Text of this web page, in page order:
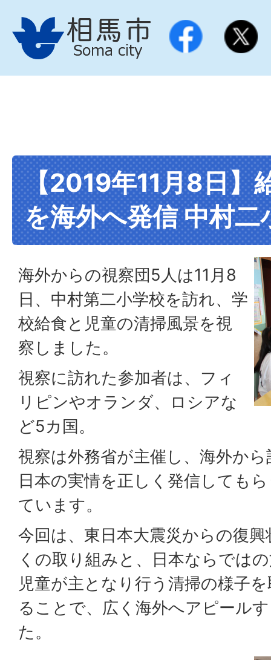
【2019年11月8日】
を海外へ発信 中村二
海外からの視察団5人は11月8
日、中村第二小学校を訪れ、学
校給食と児童の清掃風景を視
察しました。
視察に訪れた参加者は、フィ
リピンやオランダ、ロシアな
ど5カ国。
視察は外務省が主催し、海外か
日本の実情を正しく発信しても
ています。
今回は、東日本大震災からの復
くの取り組みと、日本ならでは
児童が主となり行う清掃の様子
ることで、広く海外へアピール
た。